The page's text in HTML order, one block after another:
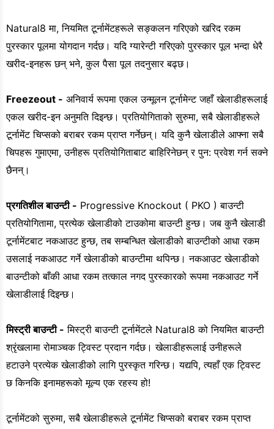
Natural8 मा, नियमित टूर्नामेंटहरूले सङ्कलन गरिएको खरिद रकम
पुरस्कार पूलमा योगदान गर्दछ। यदि ग्यारेन्टी गरिएको पुरस्कार पूल भन्दा धेरै
खरीद-इनहरू छन् भने, कुल पैसा पूल तदनुसार बढ्छ।
Freezeout - अनिवार्य रूपमा एकल उन्मूलन टूर्नामेन्ट जहाँ खेलाडीहरूलाई
एकल खरीद-इन अनुमति दिइन्छ। प्रतियोगिताको सुरुमा, सबै खेलाडीहरूले
टूर्नामेंट चिप्सको बराबर रकम प्राप्त गर्नेछन्। यदि कुनै खेलाडीले आफ्ना सबै
चिपहरू गुमाएमा, उनीहरू प्रतियोगिताबाट बाहिरिनेछन् र पुन: प्रवेश गर्न सक्ने
छैनन्।
प्रगतिशील बाउन्टी - Progressive Knockout ( PKO ) बाउन्टी
प्रतियोगितामा, प्रत्येक खेलाडीको टाउकोमा बाउन्टी हुन्छ। जब कुनै खेलाडी
टूर्नामेंटबाट नकआउट हुन्छ, तब सम्बन्धित खेलाडीको बाउन्टीको आधा रकम
उसलाई नकआउट गर्ने खेलाडीको बाउन्टीमा थपिन्छ। नकआउट खेलाडीको
बाउन्टीको बाँकी आधा रकम तत्काल नगद पुरस्कारको रूपमा नकआउट गर्ने
खेलाडीलाई दिइन्छ।
मिस्ट्री बाउन्टी - मिस्ट्री बाउन्टी टूर्नामेंटले Natural8 को नियमित बाउन्टी
श्रृंखलामा रोमाञ्चक ट्विस्ट प्रदान गर्दछ। खेलाडीहरूलाई उनीहरूले
हटाउने प्रत्येक खेलाडीको लागि पुरस्कृत गरिन्छ। यद्यपि, त्यहाँ एक ट्विस्ट
छ किनकि इनामहरूको मूल्य एक रहस्य हो!
टूर्नामेंटको सुरुमा, सबै खेलाडीहरूले टूर्नामेंट चिप्सको बराबर रकम प्राप्त